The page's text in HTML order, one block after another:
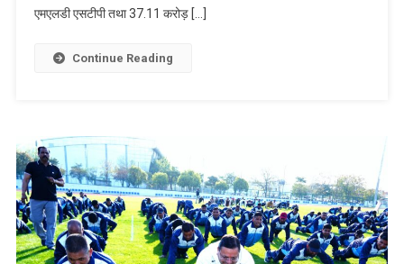
एमएलडी एसटीपी तथा 37.11 करोड़ […]
Continue Reading